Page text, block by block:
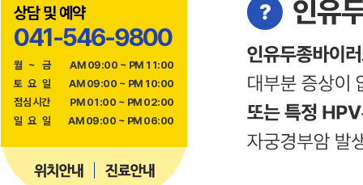
상담 및 예약
041-546-9800
월 ~ 금
AM 09:00 ~ PM 11:00
토 요 일
AM 09:00 ~ PM 10:00
점심시간
PM 01:00 ~ PM 02:00
일 요 일 AM 09:00 ~ PM 06:00